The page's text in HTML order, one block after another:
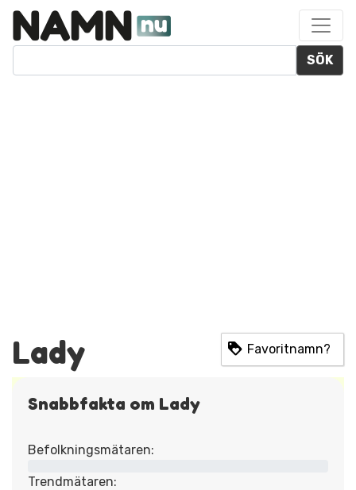
SÖK
Lady Favoritnamn?
Snabbfakta om Lady
Befolkningsmätaren:
Trendmätaren: